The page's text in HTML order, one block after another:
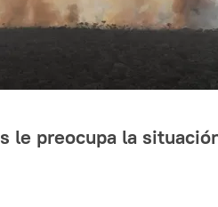
le preocupa la